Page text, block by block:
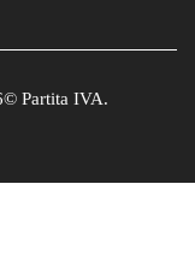
Partita IVA.